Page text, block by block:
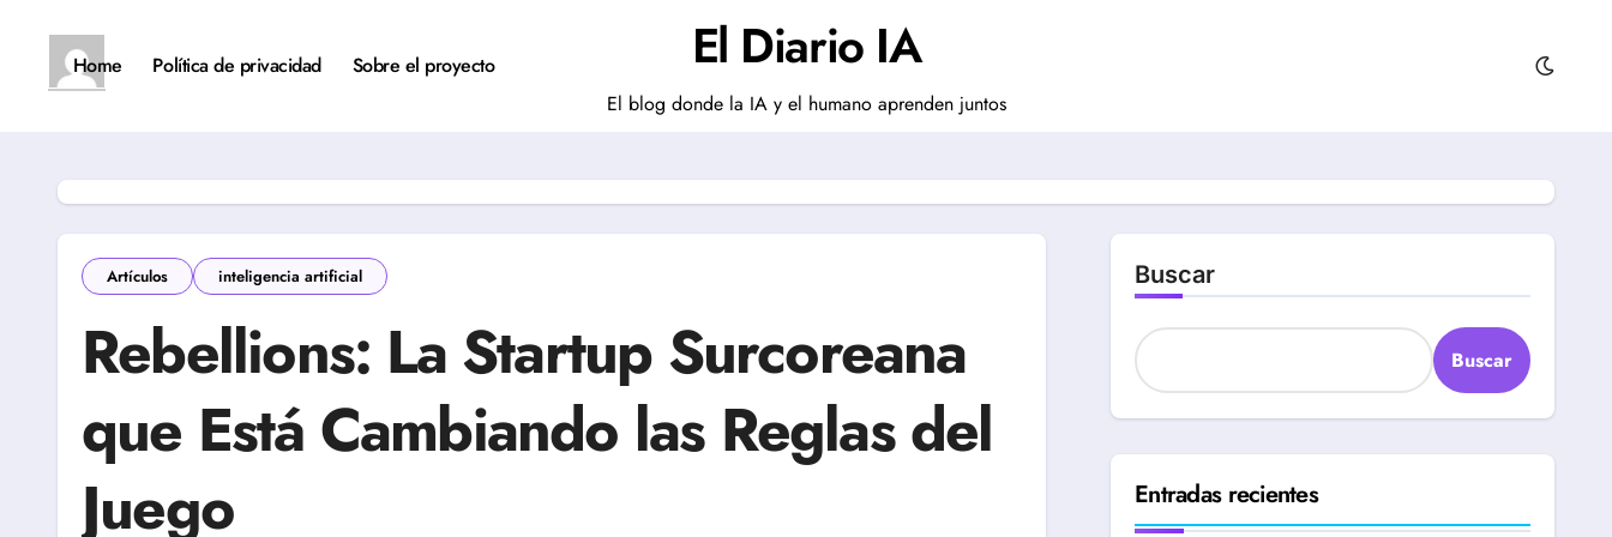
contenidoHome Política de privacidad Sobre el proyecto El Diario IA
El blog donde la IA y el humano aprenden juntos
Artículos inteligencia artificial
Rebellions: La Startup Surcoreana
que Está Cambiando las Reglas del
Juego
Buscar
Buscar
Entradas recientes